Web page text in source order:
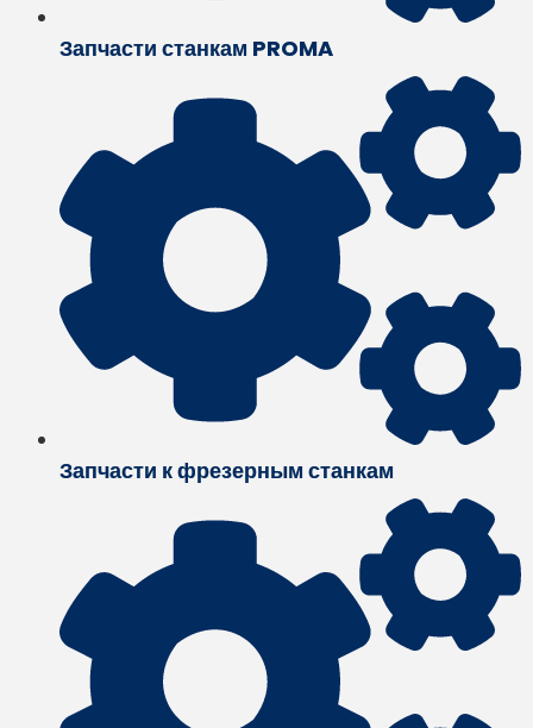
Запчасти станкам PROMA
Запчасти к фрезерным станкам